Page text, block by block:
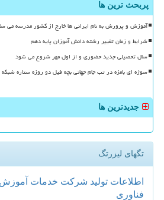
پربحث ترین ها
آموزش و پرورش به نام ایرانی ها خارج از کشور مدرسه می
شرایط و زمان تغییر رشته دانش آموزان پایه دهم
سال تحصیلی جدید حضوری و از اول مهر شروع می شود
سوژه ای بامزه در تب جام جهانی بچه فیل دو روزه ستاره
جدیدترین ها
تگهای لیزرتگ
اطلاعات تولید شركت خدمات آموزش
فناوری